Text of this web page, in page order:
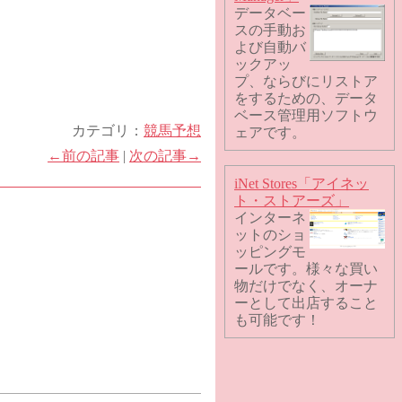
カテゴリ： 競馬予想
←前の記事 | 次の記事→
データベー
スの手動お
よび自動バ
ックアッ
プ、ならびにリストア
をするための、データ
ベース管理用ソフトウ
ェアです。
iNet Stores「アイネッ
ト・ストアーズ」
インターネ
ットのショ
ッピングモ
ールです。様々な買い
物だけでなく、オーナ
ーとして出店すること
も可能です！